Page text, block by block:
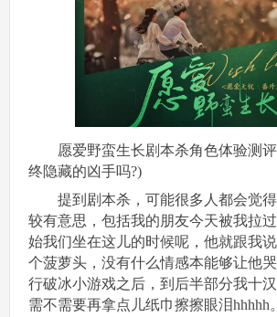
愿爱野蛮生长剧本杀角色体验测评
终隐藏的凶手吗?)
提到剧本杀，可能很多人都会觉得
较有意思，包括我的朋友今天被我拉
始我们坐在这儿的时候呢，他就跟我
个菠萝头，没有什么情感本能够让他
行破冰小游戏之后，到后半部分我十
需不需要再拿点儿纸巾擦擦眼泪hhhhh